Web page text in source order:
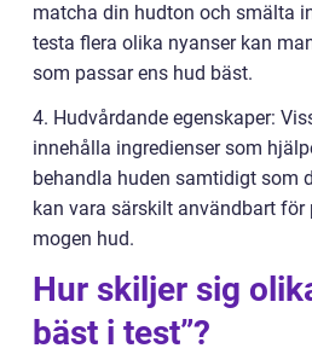
matcha din hudton och smälta
testa flera olika nyanser kan
som passar ens hud bäst.
4. Hudvårdande egenskaper:
innehålla ingredienser som
behandla huden samtidigt som
kan vara särskilt användbart för
mogen hud.
Hur skiljer sig
bäst i test”?